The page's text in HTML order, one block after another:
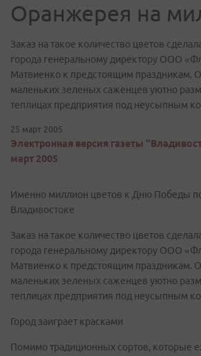
Оранжерея на
Заказ на такое количество цветов
города генеральному директору ООО
Матвиенко к предстоящим праздникам.
маленьких зеленых саженцев уютно
теплицах предприятия под неусыпным
25 март 2005
Электронная версия газеты
март 2005
Именно миллион цветов к Дню Победы
Владивостоке
Заказ на такое количество цветов
города генеральному директору ООО
Матвиенко к предстоящим праздникам.
маленьких зеленых саженцев уютно
теплицах предприятия под неусыпным
Город заиграет красками
Помимо традиционных сортов, которые